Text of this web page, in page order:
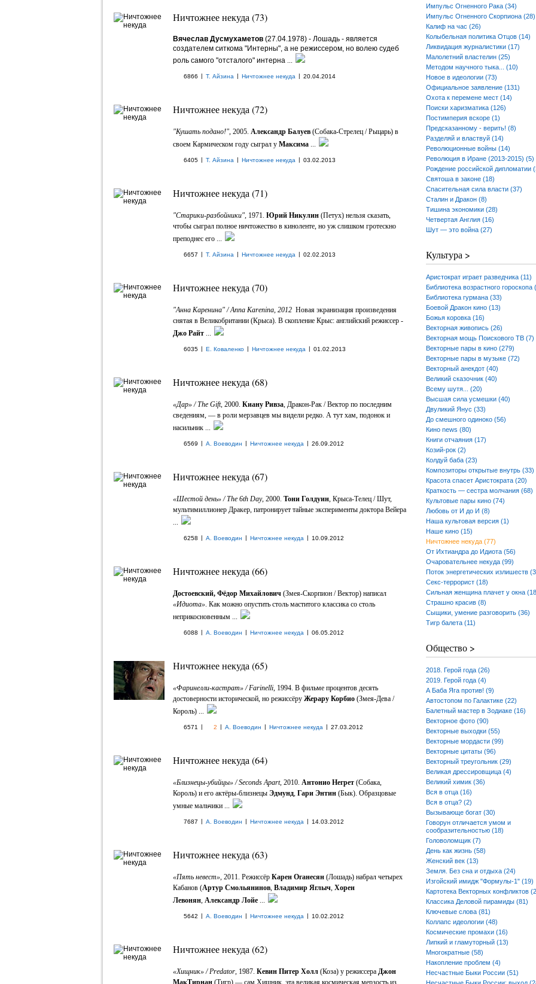
Ничтожнее некуда (73)
Вячеслав Дусмухаметов (27.04.1978) - Лошадь - является
создателем ситкома "Интерны", а не режиссером, но волею судеб
роль самого "отсталого" интерна ...
6866 | Т. Айзина | Ничтожнее некуда | 20.04.2014
Ничтожнее некуда (72)
"Кушать подано!", 2005. Александр Балуев (Собака-Стрелец / Рыцарь) в
своем Кармическом году сыграл у Максима ...
6405 | Т. Айзина | Ничтожнее некуда | 03.02.2013
Ничтожнее некуда (71)
"Старики-разбойники", 1971. Юрий Никулин (Петух) нельзя сказать,
чтобы сыграл полное ничтожество в киноленте, но уж слишком гротескно
преподнес его ...
6657 | Т. Айзина | Ничтожнее некуда | 02.02.2013
Ничтожнее некуда (70)
"Анна Каренина" / Anna Karenina, 2012 Новая экранизация произведения
снятая в Великобритании (Крыса). В скопление Крыс: английский режиссер -
Джо Райт ...
6035 | Е. Коваленко | Ничтожнее некуда | 01.02.2013
Ничтожнее некуда (68)
«Дар» / The Gift, 2000. Киану Ривза, Дракон-Рак / Вектор по последним
сведениям, — в роли мерзавцев мы видели редко. А тут хам, подонок и
насильник ...
6569 | А. Воеводин | Ничтожнее некуда | 26.09.2012
Ничтожнее некуда (67)
«Шестой день» / The 6th Day, 2000. Тони Голдуин, Крыса-Телец / Шут,
мультимиллионер Дракер, патронирует тайные эксперименты доктора Вейера
...
6258 | А. Воеводин | Ничтожнее некуда | 10.09.2012
Ничтожнее некуда (66)
Достоевский, Фёдор Михайлович (Змея-Скорпион / Вектор) написал
«Идиота». Как можно опустить столь маститого классика со столь
неприкосновенным ...
6088 | А. Воеводин | Ничтожнее некуда | 06.05.2012
Ничтожнее некуда (65)
«Фаринелли-кастрат» / Farinelli, 1994. В фильме процентов десять
достоверности исторической, но режиссёру Жерару Корбио (Змея-Дева /
Король) ...
6571 | 2 | А. Воеводин | Ничтожнее некуда | 27.03.2012
Ничтожнее некуда (64)
«Близнецы-убийцы» / Seconds Apart, 2010. Антонио Негрет (Собака,
Король) и его актёры-близнецы Эдмунд, Гари Энтин (Бык). Образцовые
умные мальчики ...
7687 | А. Воеводин | Ничтожнее некуда | 14.03.2012
Ничтожнее некуда (63)
«Пять невест», 2011. Режиссёр Карен Оганесян (Лошадь) набрал четырех
Кабанов (Артур Смольянинов, Владимир Яглыч, Хорен
Левонян, Александр Лойе ...
5642 | А. Воеводин | Ничтожнее некуда | 10.02.2012
Ничтожнее некуда (62)
«Хищник» / Predator, 1987. Кевин Питер Холл (Коза) у режиссера Джон
МакТирнан (Тигр) — сам Хищник, эта великая космическая мерзость из
Импульс Огненного Рака (34)
Импульс Огненного Скорпиона (28)
Калиф на час (26)
Колыбельная политика Отцов (14)
Ликвидация журналистики (17)
Малолетний властелин (25)
Методом научного тыка... (10)
Новое в идеологии (73)
Официальное заявление (131)
Охота к перемене мест (14)
Поиски харизматика (126)
Постимперия вскоре (1)
Предсказанному - верить! (8)
Разделяй и властвуй (14)
Революционные войны (14)
Революция в Иране (2013-2015) (5)
Рождение российской дипломатии
Святоша в законе (18)
Спасительная сила власти (37)
Сталин и Дракон (8)
Тишина экономики (28)
Четвертая Англия (16)
Шут — это война (27)
Культура >
Аристократ играет разведчика (11)
Библиотека возрастного гороскопа
Библиотека гурмана (33)
Боевой Дракон кино (13)
Божья коровка (16)
Векторная живопись (26)
Векторная мощь Поискового ТВ (7)
Векторные пары в кино (279)
Векторные пары в музыке (72)
Векторный анекдот (40)
Великий сказочник (40)
Всему шутя... (20)
Высшая сила усмешки (40)
Двуликий Янус (33)
До смешного одиноко (56)
Кино news (80)
Книги отчаяния (17)
Козий-рок (2)
Колдуй баба (23)
Композиторы открытые внутрь (33)
Красота спасет Аристократа (20)
Краткость — сестра молчания (68)
Культовые пары кино (74)
Любовь от И до И (8)
Наша культовая версия (1)
Наше кино (15)
Ничтожнее некуда (77)
От Ихтиандра до Идиота (56)
Очаровательнее некуда (99)
Поток энергетических излишеств
Секс-террорист (18)
Сильная женщина плачет у окна
Страшно красив (8)
Сыщики, умение разговорить (36)
Тигр балета (11)
Общество >
2018. Герой года (26)
2019. Герой года (4)
А Баба Яга против! (9)
Автостопом по Галактике (22)
Балетный мастер в Зодиаке (16)
Векторное фото (90)
Векторные выходки (55)
Векторные мордасти (99)
Векторные цитаты (96)
Векторный треугольник (29)
Великая дрессировщица (4)
Великий химик (36)
Вся в отца (16)
Вся в отца? (2)
Вызывающе богат (30)
Говорун отличается умом и
сообразительностью (18)
Головоломщик (7)
День как жизнь (58)
Женский век (13)
Земля. Без сна и отдыха (24)
Изгойский имидж "Формулы-1" (19)
Картотека Векторных конфликтов
Классика Деловой пирамиды (81)
Ключевые слова (81)
Коллапс идеологии (48)
Космические промахи (16)
Липкий и гламуторный (13)
Многократные (58)
Накопление проблем (4)
Несчастные Быки России (51)